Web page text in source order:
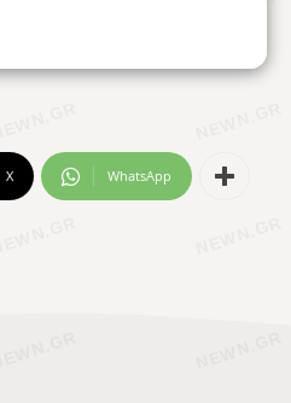
X WhatsApp